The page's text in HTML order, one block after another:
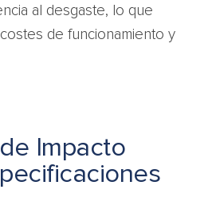
al desgaste, lo que
de funcionamiento y
Impacto